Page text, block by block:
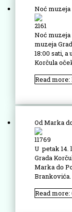
Noć muzeja
2161
Noć muzeja
muzeja
18:00 sati,
Korčula
Read more:
Od Marka
11769
U petak 14.
Grada
Marka do
Brankovića.
Read more: